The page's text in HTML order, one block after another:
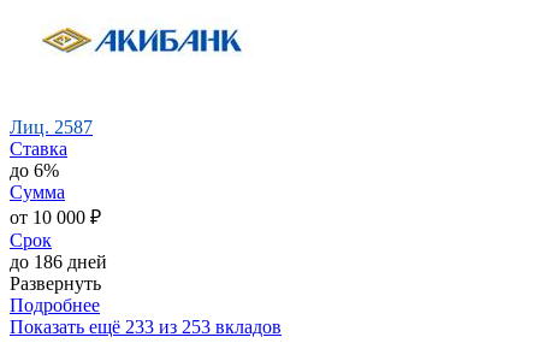
Лиц. 2587
Ставка
до 6%
Сумма
от 10 000 ₽
Срок
до 186 дней
Развернуть
Подробнее
Показать ещё 233 из 253 вкладов